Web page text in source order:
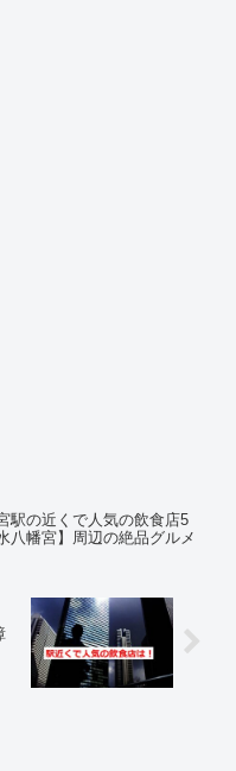
駅の近くで人気の飲食店5
八幡宮】周辺の絶品グルメ